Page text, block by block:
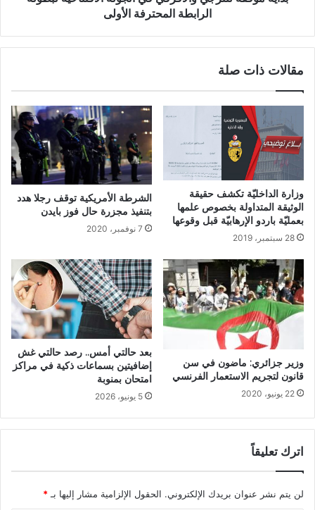
الرابطة المحترفة الأولى
مقالات ذات صلة
وزارة الداخليّة تكشف حقيقة
الوثيقة المتداولة بخصوص علمها
بعمليّة باردو الإرهابيّة قبل وقوعها
28 سبتمبر، 2019
الشرطة الأمريكية توقف رجلا هدد
بتنفيذ مجزرة حال فوز بايدن
7 نوفمبر، 2020
وزير جزائري: ماضون في سن
قانون لتجريم الاستعمار الفرنسي
22 يونيو، 2020
بعد حالتي أمس.. رصد حالتي غش
إضافيتين بسماعات ذكية في مراكز
امتحان بمنوبة
5 يونيو، 2026
اترك تعليقاً
لن يتم نشر عنوان بريدك الإلكتروني. الحقول الإلزامية مشار إليها بـ *